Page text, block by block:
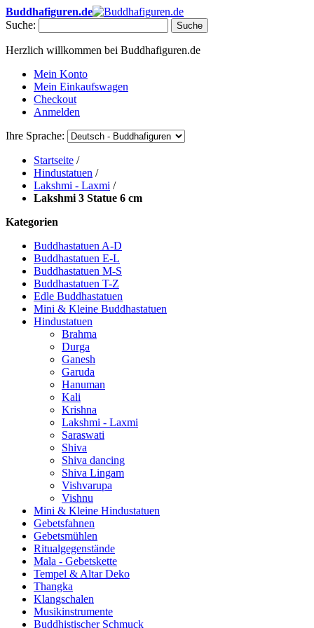
Buddhafiguren.de
Suche:
Suche
Herzlich willkommen bei Buddhafiguren.de
Mein Konto
Mein Einkaufswagen
Checkout
Anmelden
Ihre Sprache:
Startseite /
Hindustatuen /
Lakshmi - Laxmi /
Lakshmi 3 Statue 6 cm
Kategorien
Buddhastatuen A-D
Buddhastatuen E-L
Buddhastatuen M-S
Buddhastatuen T-Z
Edle Buddhastatuen
Mini & Kleine Buddhastatuen
Hindustatuen
Brahma
Durga
Ganesh
Garuda
Hanuman
Kali
Krishna
Lakshmi - Laxmi
Saraswati
Shiva
Shiva dancing
Shiva Lingam
Vishvarupa
Vishnu
Mini & Kleine Hindustatuen
Gebetsfahnen
Gebetsmühlen
Ritualgegenstände
Mala - Gebetskette
Tempel & Altar Deko
Thangka
Klangschalen
Musikinstrumente
Buddhistischer Schmuck